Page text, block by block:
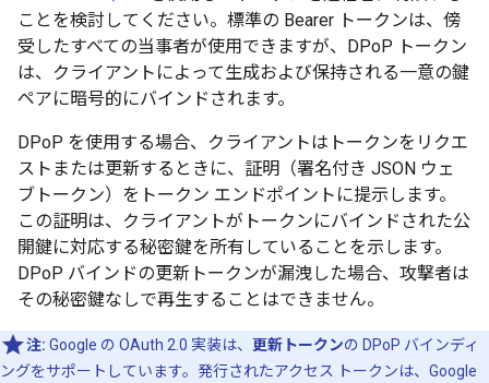
ことを検討してください。標準の Bearer トークンは、傍
受したすべての当事者が使用できますが、DPoP トークン
は、クライアントによって生成および保持される一意の鍵
ペアに暗号的にバインドされます。
DPoP を使用する場合、クライアントはトークンをリクエ
ストまたは更新するときに、証明（署名付き JSON ウェ
ブトークン）をトークン エンドポイントに提示します。
この証明は、クライアントがトークンにバインドされた公
開鍵に対応する秘密鍵を所有していることを示します。
DPoP バインドの更新トークンが漏洩した場合、攻撃者は
その秘密鍵なしで再生することはできません。
注: Google の OAuth 2.0 実装は、 更新トークンの DPoP バインディ
ングをサポートしています。発行されたアクセス トークンは、Google